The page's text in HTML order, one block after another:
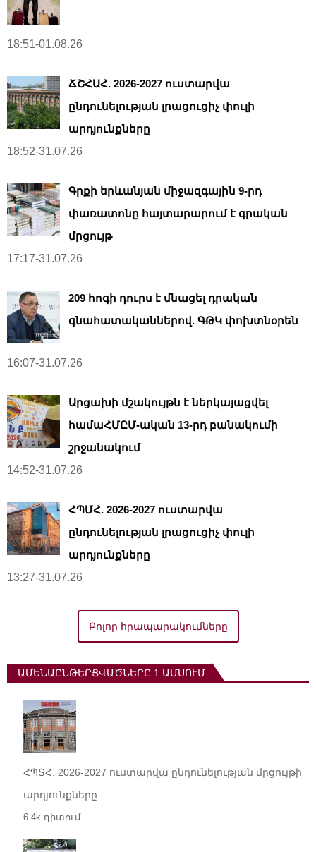
18:51-01.08.26
ՃՇՀԱՀ. 2026-2027 ուստարվա
ընդունելության լրացուցիչ փուլի
արդյունքները
18:52-31.07.26
Գրքի երևանյան միջազգային 9-րդ
փառատոնը հայտարարում է գրական
մրցույթ
17:17-31.07.26
209 հոգի դուրս է մնացել դրական
գնահատականներով. ԳԹԿ փոխտնօրեն
16:07-31.07.26
Արցախի մշակույթն է ներկայացվել
համաՀՄԸՄ-ական 13-րդ բանակումի
շրջանակում
14:52-31.07.26
ՀՊՄՀ. 2026-2027 ուստարվա
ընդունելության լրացուցիչ փուլի
արդյունքները
13:27-31.07.26
Բոլոր հրապարակումները
ԱՄԵՆԱԸՆԹԵՐՑՎԱԾՆԵՐԸ 1 ԱՄՍՈՒՄ
ՀՊՏՀ. 2026-2027 ուստարվա ընդունելության մրցույթի
արդյունքները
6.4k դիտում